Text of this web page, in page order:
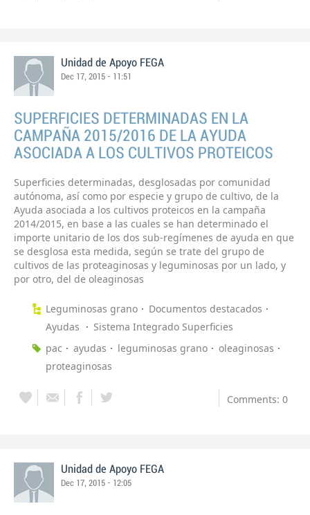
Unidad de Apoyo FEGA
Dec 17, 2015 - 11:51
SUPERFICIES DETERMINADAS EN LA
CAMPAÑA 2015/2016 DE LA AYUDA
ASOCIADA A LOS CULTIVOS PROTEICOS
Superficies determinadas, desglosadas por comunidad
autónoma, así como por especie y grupo de cultivo, de la
Ayuda asociada a los cultivos proteicos en la campaña
2014/2015, en base a las cuales se han determinado el
importe unitario de los dos sub-regímenes de ayuda en que
se desglosa esta medida, según se trate del grupo de
cultivos de las proteaginosas y leguminosas por un lado, y
por otro, del de oleaginosas
Leguminosas grano
Documentos destacados
Ayudas
Sistema Integrado Superficies
pac
ayudas leguminosas grano
oleaginosas
proteaginosas
Comments: 0
Unidad de Apoyo FEGA
Dec 17, 2015 - 12:05